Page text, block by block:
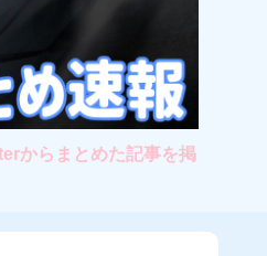
からまとめた記事を掲